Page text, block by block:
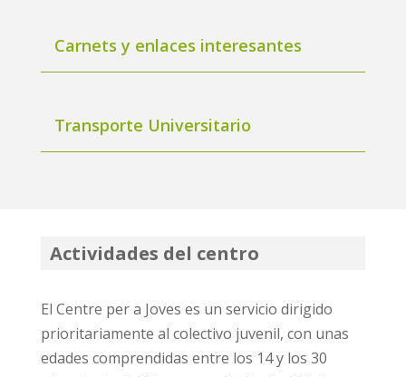
Carnets y enlaces interesantes
Transporte Universitario
Actividades del centro
El Centre per a Joves es un servicio dirigido
prioritariamente al colectivo juvenil, con unas
edades comprendidas entre los 14 y los 30